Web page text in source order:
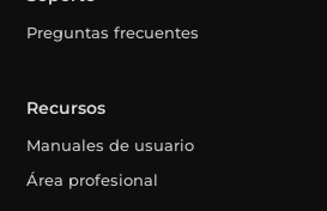
Preguntas frecuentes
Recursos
Manuales de usuario
Área profesional